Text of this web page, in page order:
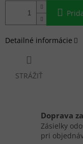
Detailné informácie
STRÁŽIŤ
Doprava
Zásielky
pri